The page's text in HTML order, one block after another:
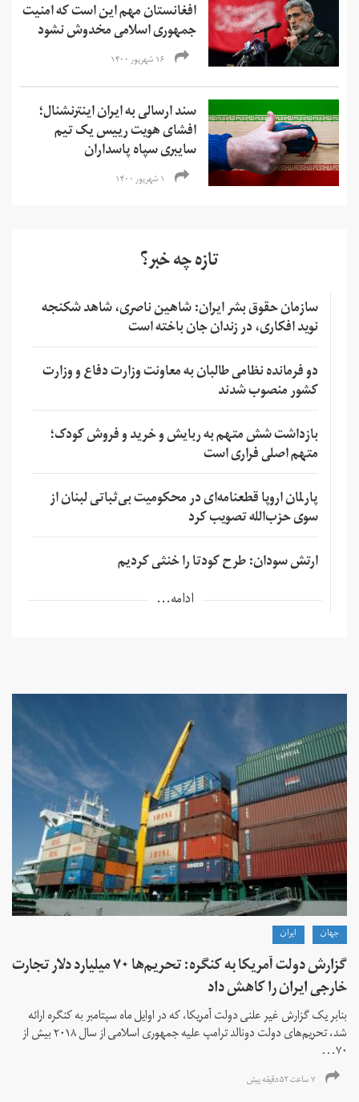
افغانستان مهم این است که امنیت
جمهوری اسلامی مخدوش نشود
۱۶ شهریور ۱۴۰۰
سند ارسالی به ایران اینترنشنال؛
افشای هویت رییس یک تیم
سایبری سپاه پاسداران
۱ شهریور ۱۴۰۰
تازه چه خبر؟
سازمان حقوق بشر ایران: شاهین ناصری، شاهد شکنجه
نوید افکاری، در زندان جان باخته است
دو فرمانده نظامی طالبان به معاونت وزارت دفاع و وزارت
کشور منصوب شدند
بازداشت شش متهم به ربایش و خرید و فروش کودک؛
متهم اصلی فراری است
پارلمان اروپا قطعنامه‌ای در محکومیت بی‌ثباتی لبنان از
سوی حزب‌الله تصویب کرد
ارتش سودان: طرح کودتا را خنثی کردیم
ادامه...
جهان ايران
گزارش دولت آمریکا به کنگره: تحریم‌ها ۷۰ میلیارد دلار تجارت
خارجی ایران را کاهش داد
بنابر یک گزارش غیر علنی دولت آمریکا، که در اوایل ماه سپتامبر به کنگره ارائه
شد، تحریم‌های دولت دونالد ترامپ علیه جمهوری اسلامی از سال ۲۰۱۸ بیش از
۷۰...
۷ ساعت ۵۲ دقیقه پیش